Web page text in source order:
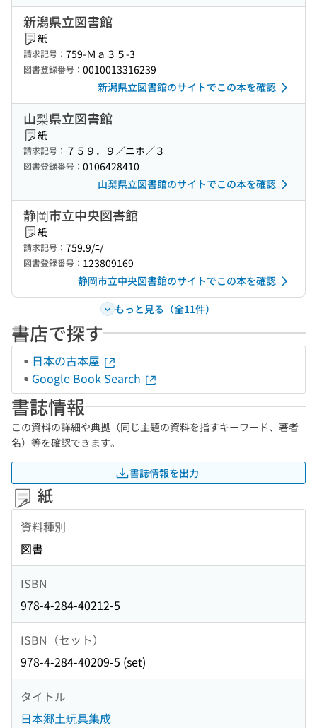
新潟県立図書館
紙
請求記号： 759-Ｍａ３５-3
図書登録番号： 0010013316239
新潟県立図書館のサイトでこの本を確認
山梨県立図書館
紙
請求記号： ７５９．９／ニホ／３
図書登録番号： 0106428410
山梨県立図書館のサイトでこの本を確認
静岡市立中央図書館
紙
請求記号： 759.9/ﾆ/
図書登録番号： 123809169
静岡市立中央図書館のサイトでこの本を確認
もっと見る（全11件）
書店で探す
日本の古本屋
Google Book Search
書誌情報
この資料の詳細や典拠（同じ主題の資料を指すキーワード、著者
名）等を確認できます。
書誌情報を出力
紙
資料種別
図書
ISBN
978-4-284-40212-5
ISBN（セット）
978-4-284-40209-5 (set)
タイトル
日本郷土玩具集成